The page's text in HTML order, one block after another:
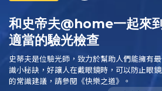
和史帝夫@home一起來
適當的驗光檢查
史蒂夫是位驗光師，致力於幫助人們能擁有
識小秘訣，好讓人在戴眼鏡時，可以防止眼
的常識建議，請參閱 《快樂之道》 。